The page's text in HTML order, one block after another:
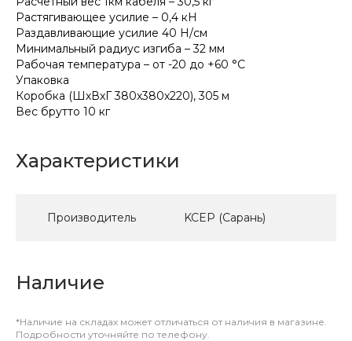
Растягивающее усилие – 0,4 кН
Раздавливающие усилие 40 Н/см
Минимальный радиус изгиба – 32 мм
Рабочая температура – от -20 до +60 °С
Упаковка
Коробка (ШхВхГ 380х380х220), 305 м
Вес брутто 10 кг
Характеристики
Производитель KCEP (Сарань)
Наличие
*Наличие на складах может отличаться от наличия в магазине.
Подробности уточняйте по телефону.